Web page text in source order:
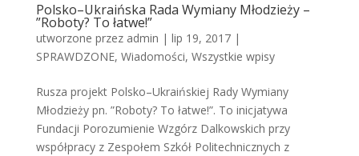
Polsko–Ukraińska Rada Wymiany Młodzieży –
”Roboty? To łatwe!”
utworzone przez admin | lip 19, 2017|
SPRAWDZONE, Wiadomości, Wszystkie wpisy
Rusza projekt Polsko–Ukraińskiej Rady Wymiany
Młodzieży pn. ”Roboty? To łatwe!”. To inicjatywa
Fundacji Porozumienie Wzgórz Dalkowskich przy
współpracy z Zespołem Szkół Politechnicznych z